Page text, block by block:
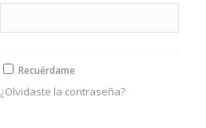
Recuérdame
¿Olvidaste la contraseña?